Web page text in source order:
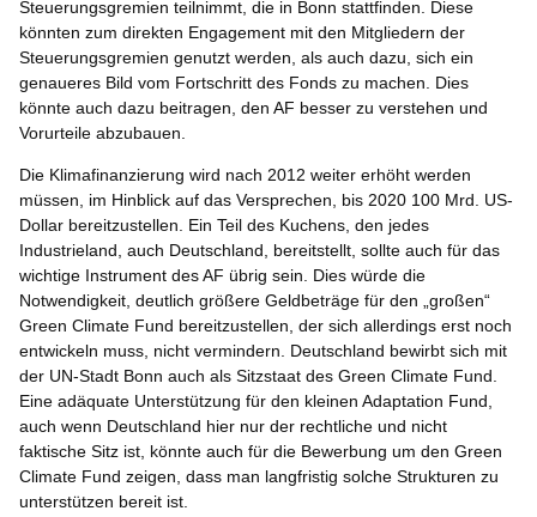
Steuerungsgremien teilnimmt, die in Bonn stattfinden. Diese
könnten zum direkten Engagement mit den Mitgliedern der
Steuerungsgremien genutzt werden, als auch dazu, sich ein
genaueres Bild vom Fortschritt des Fonds zu machen. Dies
könnte auch dazu beitragen, den AF besser zu verstehen und
Vorurteile abzubauen.
Die Klimafinanzierung wird nach 2012 weiter erhöht werden
müssen, im Hinblick auf das Versprechen, bis 2020 100 Mrd. US-
Dollar bereitzustellen. Ein Teil des Kuchens, den jedes
Industrieland, auch Deutschland, bereitstellt, sollte auch für das
wichtige Instrument des AF übrig sein. Dies würde die
Notwendigkeit, deutlich größere Geldbeträge für den „großen“
Green Climate Fund bereitzustellen, der sich allerdings erst noch
entwickeln muss, nicht vermindern. Deutschland bewirbt sich mit
der UN-Stadt Bonn auch als Sitzstaat des Green Climate Fund.
Eine adäquate Unterstützung für den kleinen Adaptation Fund,
auch wenn Deutschland hier nur der rechtliche und nicht
faktische Sitz ist, könnte auch für die Bewerbung um den Green
Climate Fund zeigen, dass man langfristig solche Strukturen zu
unterstützen bereit ist.